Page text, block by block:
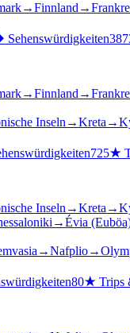
→Finnland →
Sehenswürdigkeiten
→Finnland →
Inseln →Kreta →
725★
Inseln →Kreta →
→Évia
→Nafplio→
80★ Trips